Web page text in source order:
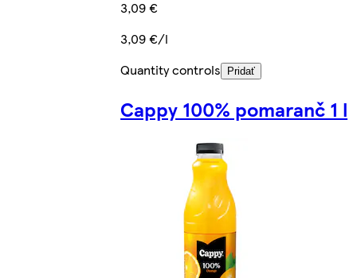
3,09 €
3,09 €/l
Quantity controls
Pridať
Cappy 100% pomaranč 1 l